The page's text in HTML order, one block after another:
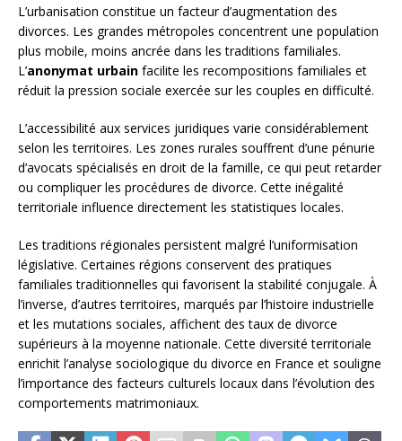
L’urbanisation constitue un facteur d’augmentation des
divorces. Les grandes métropoles concentrent une population
plus mobile, moins ancrée dans les traditions familiales.
L’anonymat urbain facilite les recompositions familiales et
réduit la pression sociale exercée sur les couples en difficulté.
L’accessibilité aux services juridiques varie considérablement
selon les territoires. Les zones rurales souffrent d’une pénurie
d’avocats spécialisés en droit de la famille, ce qui peut retarder
ou compliquer les procédures de divorce. Cette inégalité
territoriale influence directement les statistiques locales.
Les traditions régionales persistent malgré l’uniformisation
législative. Certaines régions conservent des pratiques
familiales traditionnelles qui favorisent la stabilité conjugale. À
l’inverse, d’autres territoires, marqués par l’histoire industrielle
et les mutations sociales, affichent des taux de divorce
supérieurs à la moyenne nationale. Cette diversité territoriale
enrichit l’analyse sociologique du divorce en France et souligne
l’importance des facteurs culturels locaux dans l’évolution des
comportements matrimoniaux.